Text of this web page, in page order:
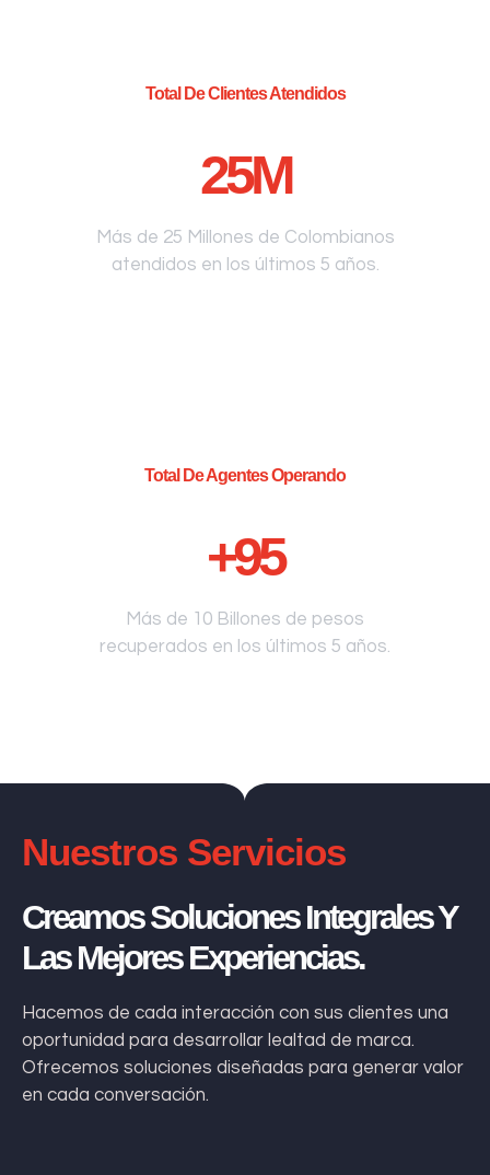
Total De Clientes Atendidos
25M
Más de 25 Millones de Colombianos
atendidos en los últimos 5 años.
Total De Agentes Operando
+95
Más de 10 Billones de pesos
recuperados en los últimos 5 años.
Nuestros Servicios
Creamos Soluciones Integrales Y
Las Mejores Experiencias.
Hacemos de cada interacción con sus clientes una
oportunidad para desarrollar lealtad de marca.
Ofrecemos soluciones diseñadas para generar valor
en cada conversación.